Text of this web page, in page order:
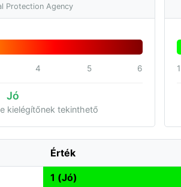
Protection Agency
4 5 6
Jó
kielégítőnek tekinthető
1
Érték
1 (Jó)